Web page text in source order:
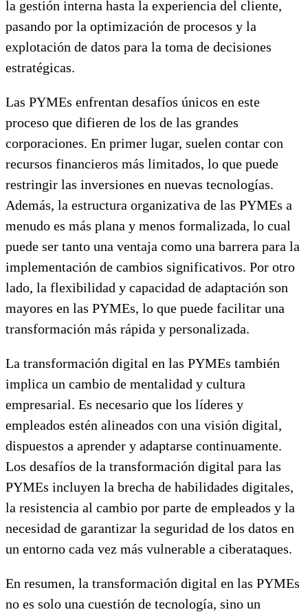
la gestión interna hasta la experiencia del cliente,
pasando por la optimización de procesos y la
explotación de datos para la toma de decisiones
estratégicas.
Las PYMEs enfrentan desafíos únicos en este
proceso que difieren de los de las grandes
corporaciones. En primer lugar, suelen contar con
recursos financieros más limitados, lo que puede
restringir las inversiones en nuevas tecnologías.
Además, la estructura organizativa de las PYMEs a
menudo es más plana y menos formalizada, lo cual
puede ser tanto una ventaja como una barrera para la
implementación de cambios significativos. Por otro
lado, la flexibilidad y capacidad de adaptación son
mayores en las PYMEs, lo que puede facilitar una
transformación más rápida y personalizada.
La transformación digital en las PYMEs también
implica un cambio de mentalidad y cultura
empresarial. Es necesario que los líderes y
empleados estén alineados con una visión digital,
dispuestos a aprender y adaptarse continuamente.
Los desafíos de la transformación digital para las
PYMEs incluyen la brecha de habilidades digitales,
la resistencia al cambio por parte de empleados y la
necesidad de garantizar la seguridad de los datos en
un entorno cada vez más vulnerable a ciberataques.
En resumen, la transformación digital en las PYMEs
no es solo una cuestión de tecnología, sino un